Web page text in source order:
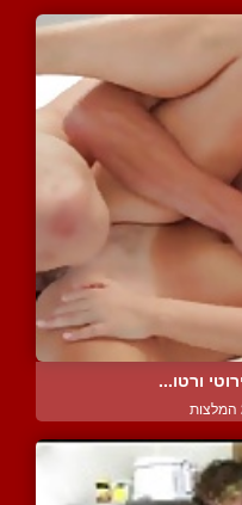
ורטו...